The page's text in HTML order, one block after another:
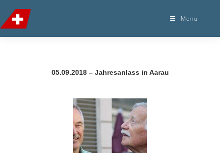
Menü
05.09.2018 – Jahresanlass in Aarau